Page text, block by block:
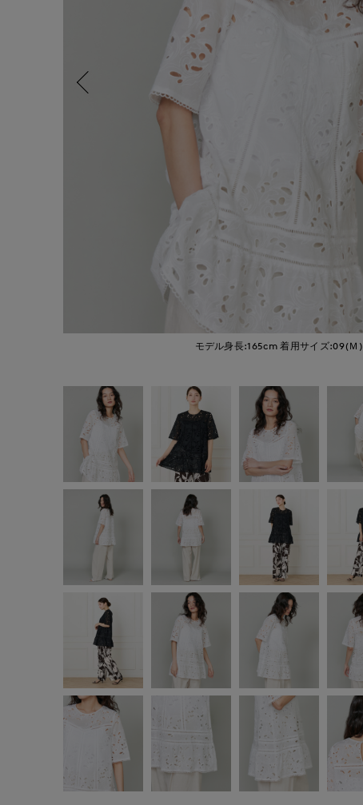
モデル身長:165cm 着用サイズ:09(Ｍ)